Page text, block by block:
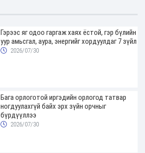
Гэрээс яг одоо гаргаж хаях ёстой, гэр бүлийн
уур амьсгал, аура, энергийг хордуулдаг 7 зүйл
2026/07/30
Бага орлоготой иргэдийн орлогод татвар
ногдуулахгүй байх эрх зүйн орчныг
бүрдүүллээ
2026/07/30